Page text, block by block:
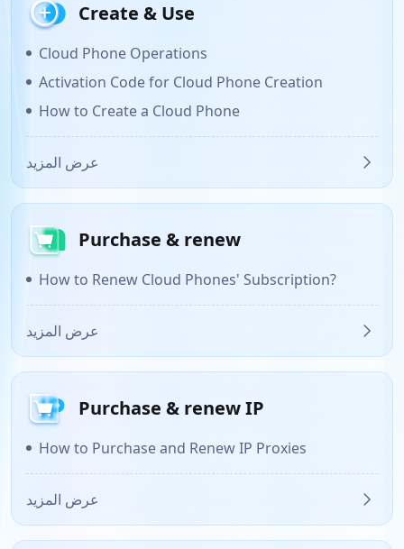
Create & Use
Cloud Phone Operations
Activation Code for Cloud Phone Creation
How to Create a Cloud Phone
عرض المزيد
Purchase & renew
How to Renew Cloud Phones' Subscription?
عرض المزيد
Purchase & renew IP
How to Purchase and Renew IP Proxies
عرض المزيد